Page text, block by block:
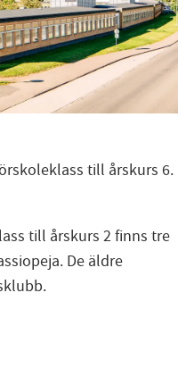
till årskurs 6.
till årskurs 2 finns tre
De äldre